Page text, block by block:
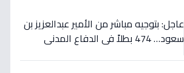
عاجل: بتوجيه مباشر من الأمير عبدالعزيز بن
سعود… 474 بطلاً في الدفاع المدني